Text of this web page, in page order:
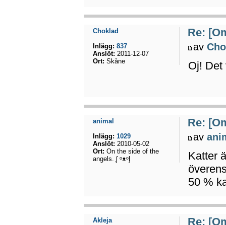
Re:
av
Oj! Det
Choklad
Inlägg: 837
Anslöt: 2011-12-07
Ort: Skåne
Re:
av
Katter
50 %
animal
Inlägg: 1029
Anslöt: 2010-05-02
Ort: On the side of the
angels. ᶘ ᵒᴥᵒᶅ
Re:
Akleja